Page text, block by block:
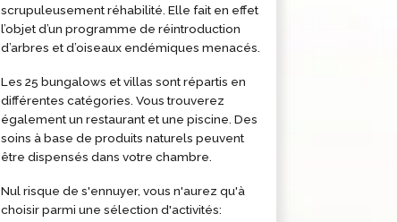
scrupuleusement réhabilité. Elle fait en effet
l’objet d’un programme de réintroduction
d’arbres et d’oiseaux endémiques menacés.
Les 25 bungalows et villas sont répartis en
différentes catégories. Vous trouverez
également un restaurant et une piscine. Des
soins à base de produits naturels peuvent
être dispensés dans votre chambre.
Nul risque de s'ennuyer, vous n'aurez qu'à
choisir parmi une sélection d'activités: